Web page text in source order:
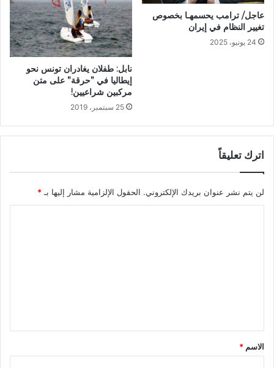
عاجل/ ترامب يحسمهـا بخصوص
تغيير النظام في إيران
24 يونيو، 2025
نابل: طفلان يغادران تونس نحو
إيطاليا في ”حرقة” على متن
مركبين شراعيين!
25 سبتمبر، 2019
اترك تعليقاً
لن يتم نشر عنوان بريدك الإلكتروني. الحقول الإلزامية مشار إليها بـ *
*
الاسم *